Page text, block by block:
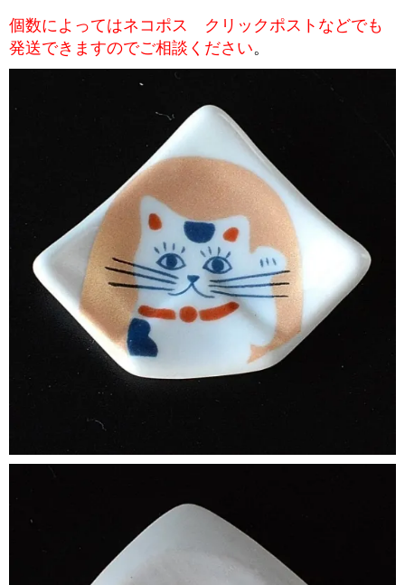
個数によってはネコポス クリックポストなどでも
発送できますのでご相談ください。